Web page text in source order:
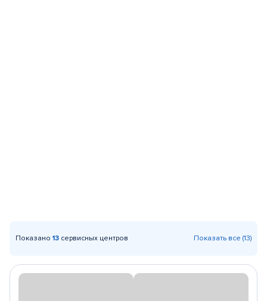
Показано 13 сервисных центров Показать все (13)